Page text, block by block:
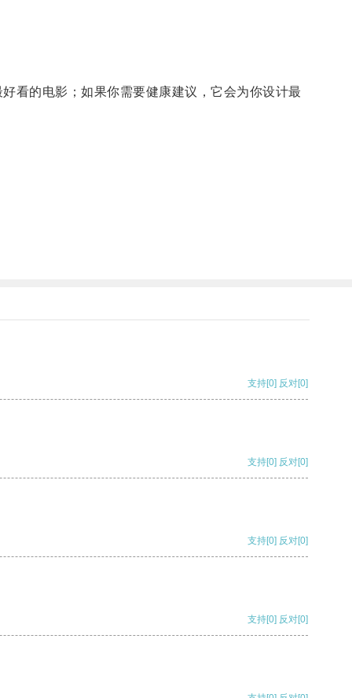
看的电影；如果你需要健康建议，它会为你设计最
支持[0] 反对[0]
支持[0] 反对[0]
支持[0] 反对[0]
支持[0] 反对[0]